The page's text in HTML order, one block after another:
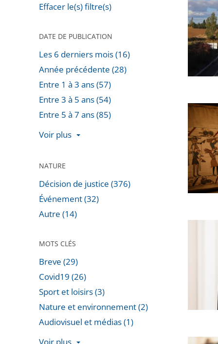
après
Effacer le(s) filtre(s)
DATE DE PUBLICATION
Les 6 derniers mois (16)
Année précédente (28)
Entre 1 à 3 ans (57)
Entre 3 à 5 ans (54)
Entre 5 à 7 ans (85)
Voir plus
NATURE
Décision de justice (376)
Événement (32)
Autre (14)
MOTS CLÉS
Breve (29)
Covid19 (26)
Sport et loisirs (3)
Nature et environnement (2)
Audiovisuel et médias (1)
«
A69
:
Conseil
l’arrêt
de
la
CAA
de
Prêt
de
la
de
Bayeux
:
de
décision
du
Conseil